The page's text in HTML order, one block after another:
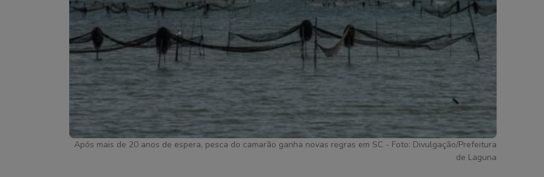
Após mais de 20 anos de espera, pesca do camarão ganha novas regras em SC - Foto: Divulgação/Prefeitura
de Laguna